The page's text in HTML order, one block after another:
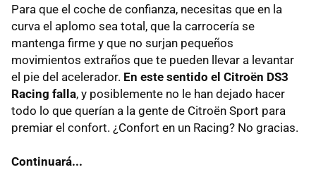
Para que el coche de confianza, necesitas que en la
curva el aplomo sea total, que la carrocería se
mantenga firme y que no surjan pequeños
movimientos extraños que te pueden llevar a levantar
el pie del acelerador. En este sentido el Citroën DS3
Racing falla, y posiblemente no le han dejado hacer
todo lo que querían a la gente de Citroën Sport para
premiar el confort. ¿Confort en un Racing? No gracias.
Continuará...